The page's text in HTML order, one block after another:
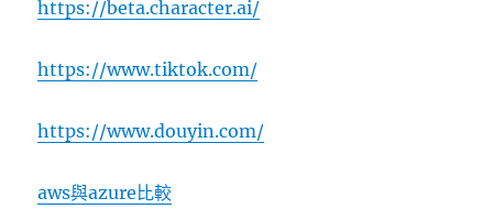
https://beta.character.ai/
https://www.tiktok.com/
https://www.douyin.com/
aws與azure比較